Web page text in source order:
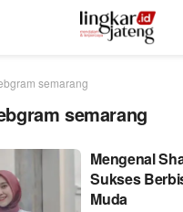
semarang
semarang
Mengenal
Sukses
Muda